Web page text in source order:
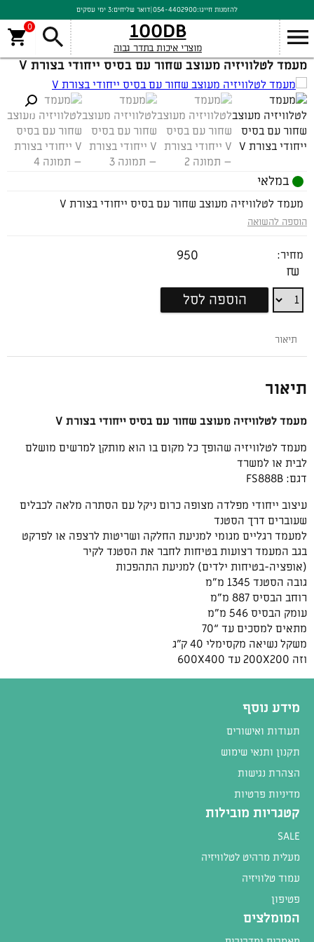
להזמנות חייגו:054-4402900
|דואר שליחים:3 ימי עסקים
100DB
מוצרי איכות בתדר גבוה
0
מעמד לטלוויזיה מעוצב שחור עם בסיס ייחודי בצורת V
במלאי
מעמד לטלוויזיה מעוצב שחור עם בסיס ייחודי בצורת V
הוספה להשואה
מחיר:
950
₪
מעמד
לטלוויזיה
שחור
עם
ייחודי
V
הוספה לסל
תיאור
תיאור
מעמד לטלוויזיה מעוצב שחור עם בסיס ייחודי בצורת V
מעמד לטלוויזיה שהופך כל מקום בו הוא מותקן למרשים מושלם
לבית או למשרד
דגם: FS888B
עיצוב ייחודי מפלדה מצופה כרום ניקל עם הסתרה מלאה לכבלים
שעוברים דרך הסטנד
למעמד רגליים מגומי למניעת החלקה ושריטות לרצפה או לפרקט
בגב המעמד רצועות בטיחות לחבר את הסטנד לקיר
(אופציה-בטיחות ילדים) למניעת התהפכות
גובה הסטנד 1345 מ”מ
רוחב הבסיס 887 מ”מ
עומק הבסיס 546 מ”מ
מתאים למסכים עד “70
משקל נשיאה מקסימלי 40 ק”ג
וזה 200X200 עד 600X400
מידע נוסף
תעודות ואישורים
תקנון ותנאי שימוש
הצהרת נגישות
מדיניות פרטיות
קטגריות מובילות
SALE
מעלית מרהיט לטלוויזיה
עמוד טלוויזיה
פטיפון
המומלצים